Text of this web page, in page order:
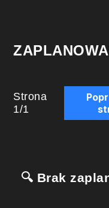
Strona
1/1
🔍 Brak